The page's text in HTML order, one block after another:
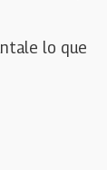
lo que